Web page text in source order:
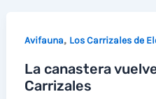
UN
ECOSISTEMA
AGRARIO»
Avifauna, Los Carrizales de
La canastera
Carrizales